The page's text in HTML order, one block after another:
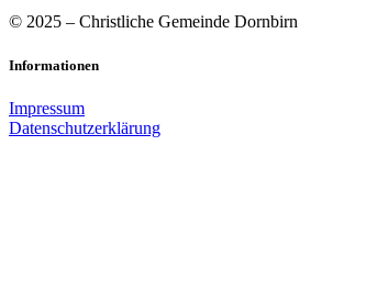
© 2025 – Christliche Gemeinde Dornbirn
Informationen
Impressum
Datenschutzerklärung